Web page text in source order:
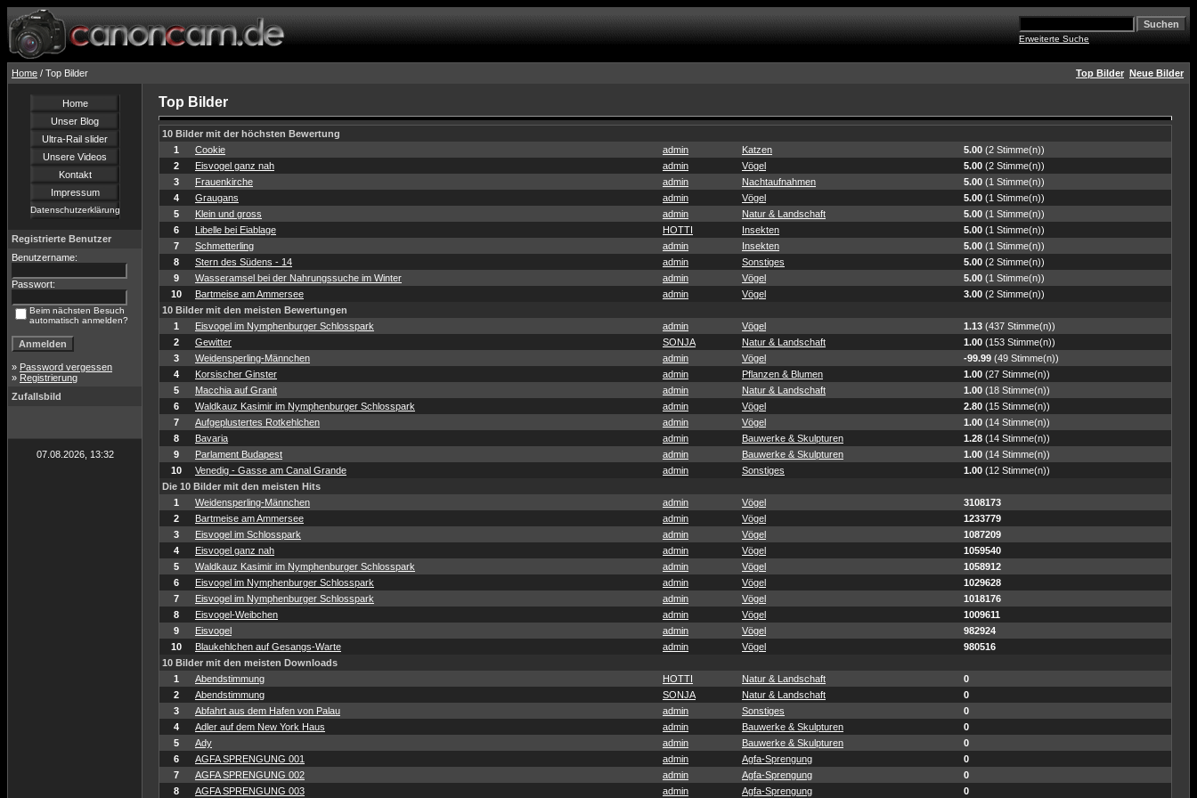
Erweiterte Suche
Home / Top Bilder Top Bilder Neue Bilder
Home
Unser Blog
Ultra-Rail slider
Unsere Videos
Kontakt
Impressum
Datenschutzerklärung
Registrierte Benutzer
Benutzername:
Passwort:
Beim nächsten Besuch
automatisch anmelden?
» Password vergessen
» Registrierung
Zufallsbild
07.08.2026, 13:32
Top Bilder
10 Bilder mit der höchsten Bewertung
1
Cookie admin Katzen 5.00 (2 Stimme(n))
2
Eisvogel ganz nah admin Vögel 5.00 (2 Stimme(n))
3
Frauenkirche admin Nachtaufnahmen 5.00 (1 Stimme(n))
4
Graugans admin Vögel 5.00 (1 Stimme(n))
5
Klein und gross admin Natur & Landschaft 5.00 (1 Stimme(n))
6
Libelle bei Eiablage HOTTI Insekten 5.00 (1 Stimme(n))
7
Schmetterling admin Insekten 5.00 (1 Stimme(n))
8
Stern des Südens - 14 admin Sonstiges 5.00 (2 Stimme(n))
9
Wasseramsel bei der Nahrungssuche im Winter admin Vögel 5.00 (1 Stimme(n))
10
Bartmeise am Ammersee admin Vögel 3.00 (2 Stimme(n))
10 Bilder mit den meisten Bewertungen
1
Eisvogel im Nymphenburger Schlosspark admin Vögel 1.13 (437 Stimme(n))
2
Gewitter SONJA Natur & Landschaft 1.00 (153 Stimme(n))
3
Weidensperling-Männchen admin Vögel -99.99 (49 Stimme(n))
4
Korsischer Ginster admin Pflanzen & Blumen 1.00 (27 Stimme(n))
5
Macchia auf Granit admin Natur & Landschaft 1.00 (18 Stimme(n))
6
Waldkauz Kasimir im Nymphenburger Schlosspark admin Vögel 2.80 (15 Stimme(n))
7
Aufgeplustertes Rotkehlchen admin Vögel 1.00 (14 Stimme(n))
8
Bavaria admin Bauwerke & Skulpturen 1.28 (14 Stimme(n))
9
Parlament Budapest admin Bauwerke & Skulpturen 1.00 (14 Stimme(n))
10
Venedig - Gasse am Canal Grande admin Sonstiges 1.00 (12 Stimme(n))
Die 10 Bilder mit den meisten Hits
1
Weidensperling-Männchen admin Vögel
3108173
2
Bartmeise am Ammersee admin Vögel
1233779
3
Eisvogel im Schlosspark admin Vögel
1087209
4
Eisvogel ganz nah admin Vögel
1059540
5
Waldkauz Kasimir im Nymphenburger Schlosspark admin Vögel
1058912
6
Eisvogel im Nymphenburger Schlosspark admin Vögel
1029628
7
Eisvogel im Nymphenburger Schlosspark admin Vögel
1018176
8
Eisvogel-Weibchen admin Vögel
1009611
9
Eisvogel admin Vögel
982924
10
Blaukehlchen auf Gesangs-Warte admin Vögel
980516
10 Bilder mit den meisten Downloads
1
Abendstimmung HOTTI Natur & Landschaft
0
2
Abendstimmung SONJA Natur & Landschaft
0
3
Abfahrt aus dem Hafen von Palau admin Sonstiges
0
4
Adler auf dem New York Haus admin Bauwerke & Skulpturen
0
5
Ady admin Bauwerke & Skulpturen
0
6
AGFA SPRENGUNG 001 admin Agfa-Sprengung
0
7
AGFA SPRENGUNG 002 admin Agfa-Sprengung
0
8
AGFA SPRENGUNG 003 admin Agfa-Sprengung 0